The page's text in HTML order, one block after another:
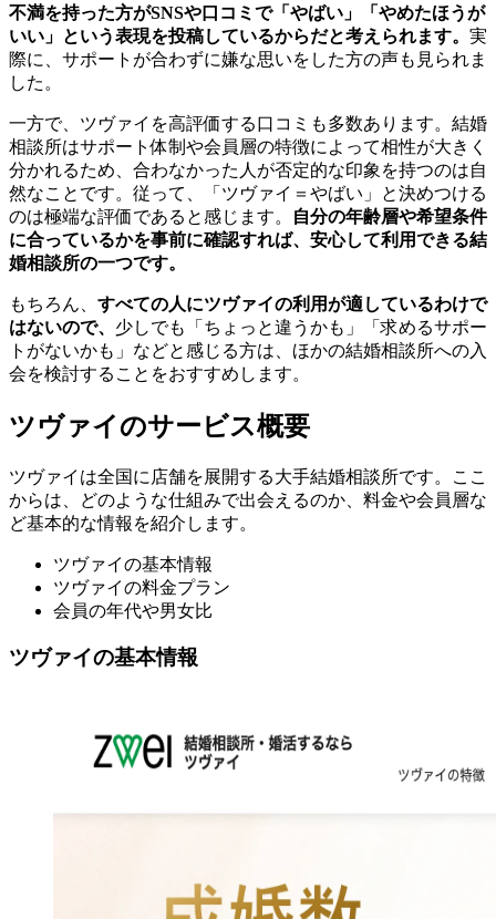
不満を持った方がSNSや口コミで「やばい」「やめたほうが
いい」という表現を投稿しているからだと考えられます。 実
際に、サポートが合わずに嫌な思いをした方の声も見られま
した。
一方で、ツヴァイを高評価する口コミも多数あります。結婚
相談所はサポート体制や会員層の特徴によって相性が大きく
分かれるため、合わなかった人が否定的な印象を持つのは自
然なことです。従って、「ツヴァイ＝やばい」と決めつける
のは極端な評価であると感じます。
自分の年齢層や希望条件
に合っているかを事前に確認すれば、安心して利用できる結
婚相談所の一つです。
もちろん、 すべての人にツヴァイの利用が適しているわけで
はないので、 少しでも「ちょっと違うかも」「求めるサポー
トがないかも」などと感じる方は、ほかの結婚相談所への入
会を検討することをおすすめします。
ツヴァイのサービス概要
ツヴァイは全国に店舗を展開する大手結婚相談所です。ここ
からは、どのような仕組みで出会えるのか、料金や会員層な
ど基本的な情報を紹介します。
ツヴァイの基本情報
ツヴァイの料金プラン
会員の年代や男女比
ツヴァイの基本情報